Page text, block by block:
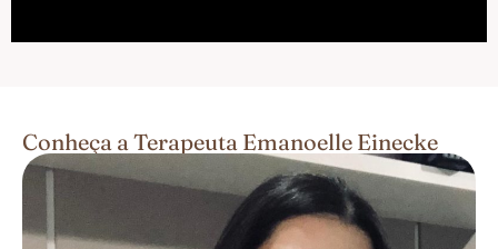
Conheça a Terapeuta Emanoelle Einecke